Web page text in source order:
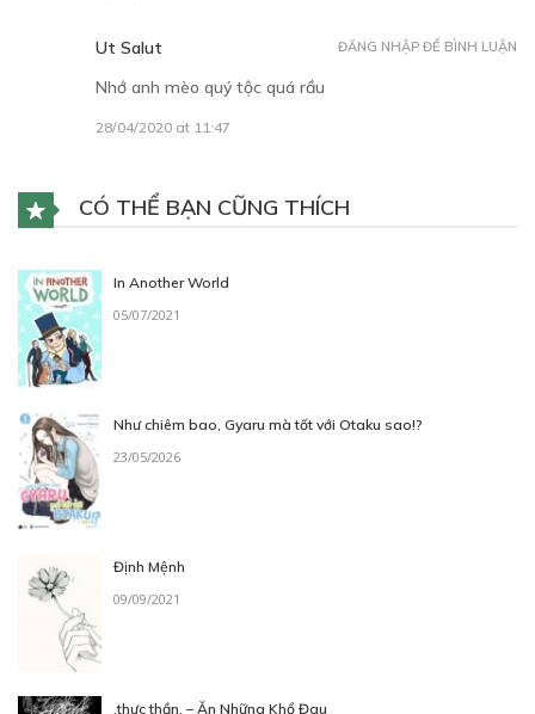
Ut Salut
Nhớ anh mèo quý tộc quá rầu
28/04/2020 at 11:47
ĐĂNG NHẬP ĐỂ BÌNH LUẬN
CÓ THỂ BẠN CŨNG THÍCH
In Another World
05/07/2021
Như chiêm bao, Gyaru mà tốt với Otaku sao!?
23/05/2026
Định Mệnh
09/09/2021
.thực thần. – Ăn Những Khổ Đau